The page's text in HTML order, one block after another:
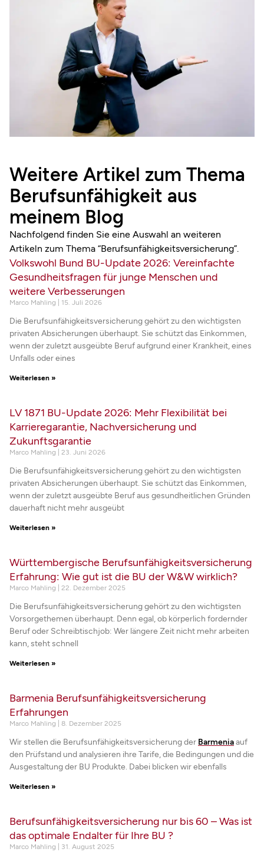
Weitere Artikel zum Thema
Berufsunfähigkeit aus
meinem Blog
Nachfolgend finden Sie eine Auswahl an weiteren
Artikeln zum Thema “Berufsunfähigkeitsversicherung”.
Volkswohl Bund BU-Update 2026: Vereinfachte
Gesundheitsfragen für junge Menschen und
weitere Verbesserungen
Marco Mahling 15. Juli 2026
Die Berufsunfähigkeitsversicherung gehört zu den wichtigsten
privaten Absicherungen überhaupt. Sie schützt das Einkommen,
wenn der zuletzt ausgeübte Beruf aufgrund einer Krankheit, eines
Unfalls oder eines
Weiterlesen »
LV 1871 BU-Update 2026: Mehr Flexibilität bei
Karrieregarantie, Nachversicherung und
Zukunftsgarantie
Marco Mahling 23. Juni 2026
Die Berufsunfähigkeitsversicherung gehört zu den wichtigsten
privaten Absicherungen überhaupt. Sie schützt das Einkommen,
wenn der zuletzt ausgeübte Beruf aus gesundheitlichen Gründen
dauerhaft nicht mehr ausgeübt
Weiterlesen »
Württembergische Berufsunfähigkeitsversicherung
Erfahrung: Wie gut ist die BU der W&W wirklich?
Marco Mahling 22. Dezember 2025
Die Berufsunfähigkeitsversicherung gehört zu den wichtigsten
Vorsorgethemen überhaupt. Denn egal, ob körperlich fordernder
Beruf oder Schreibtischjob: Wer längere Zeit nicht mehr arbeiten
kann, steht schnell
Weiterlesen »
Barmenia Berufsunfähigkeitsversicherung
Erfahrungen
Marco Mahling 8. Dezember 2025
Wir stellen die Berufsunfähigkeitsversicherung der Barmeniaauf
den Prüfstand und analysieren ihre Tarife, die Bedingungen und die
Ausgestaltung der BU Produkte. Dabei blicken wir ebenfalls
Weiterlesen »
Berufsunfähigkeitsversicherung nur bis 60 – Was ist
das optimale Endalter für Ihre BU ?
Marco Mahling 31. August 2025